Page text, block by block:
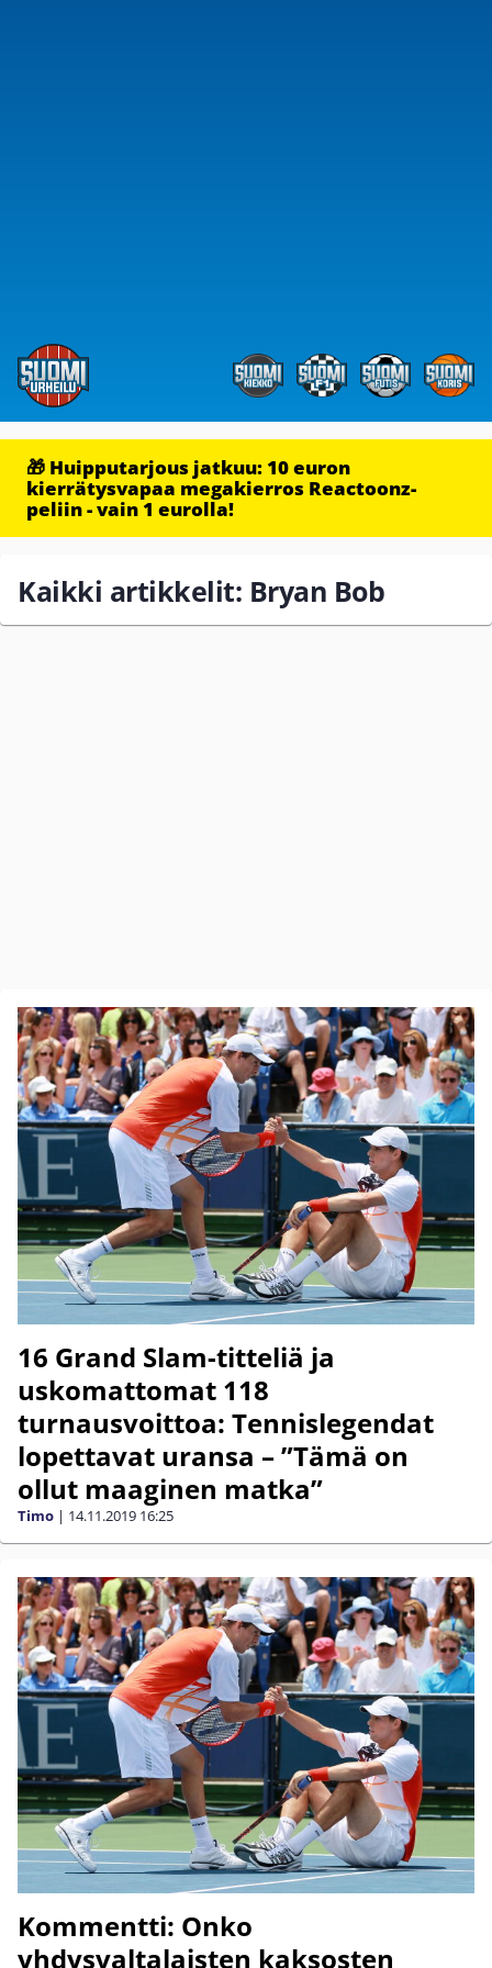
🎁 Huipputarjous jatkuu: 10 euron
kierrätysvapaa megakierros Reactoonz-
peliin - vain 1 eurolla!
Kaikki artikkelit: Bryan Bob
16 Grand Slam-titteliä ja
uskomattomat 118
turnausvoittoa: Tennislegendat
lopettavat uransa – ”Tämä on
ollut maaginen matka”
Timo | 14.11.2019 16:25
Kommentti: Onko
yhdysvaltalaisten kaksosten